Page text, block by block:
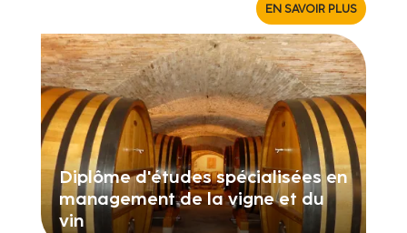
EN SAVOIR PLUS
Diplôme d'études spécialisées en
management de la vigne et du
vin